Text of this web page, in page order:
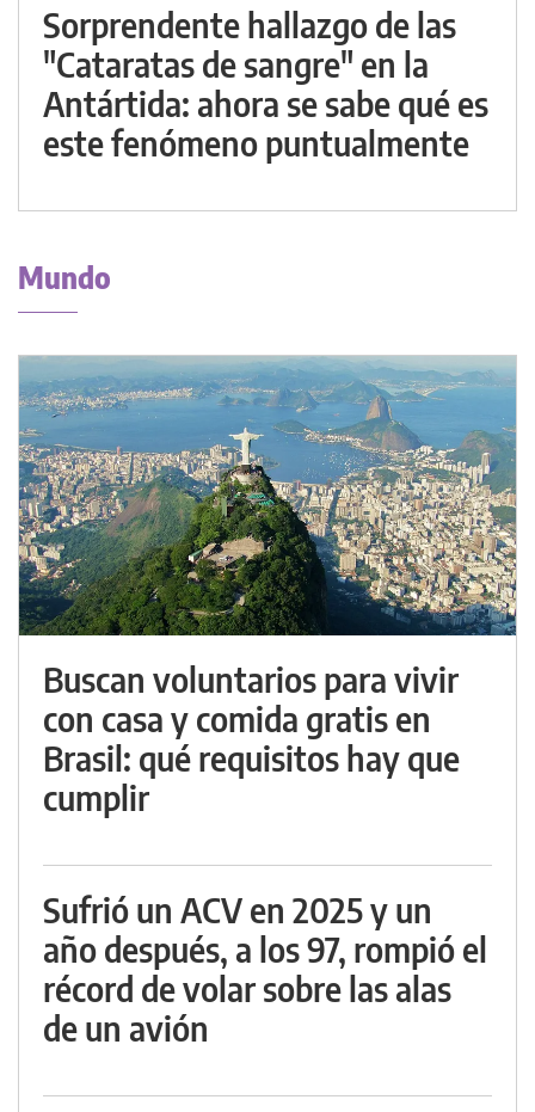
Sorprendente hallazgo de las
"Cataratas de sangre" en la
Antártida: ahora se sabe qué es
este fenómeno puntualmente
Mundo
Buscan voluntarios para vivir
con casa y comida gratis en
Brasil: qué requisitos hay que
cumplir
Sufrió un ACV en 2025 y un
año después, a los 97, rompió el
récord de volar sobre las alas
de un avión